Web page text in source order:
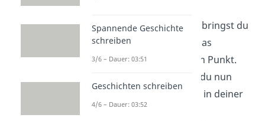
In derKernaussage
bringst du
in wenigen Sätzen das
Hauptthema auf den Punkt.
Das bedeutet, dass du nun
schon konkreter als in deiner
Einleitung wirst.
Spannende Geschichte
schreiben
3/6 – Dauer: 03:51
Geschichten schreiben
4/6 – Dauer: 03:52